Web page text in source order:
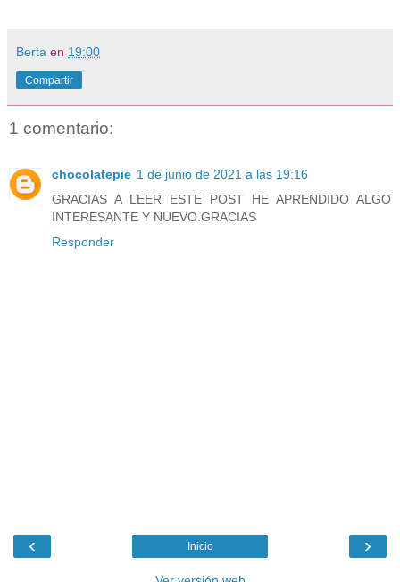
Berta en 19:00
Compartir
1 comentario:
chocolatepie 1 de junio de 2021 a las 19:16
GRACIAS A LEER ESTE POST HE APRENDIDO ALGO
INTERESANTE Y NUEVO.GRACIAS
Responder
‹ ›
Inicio